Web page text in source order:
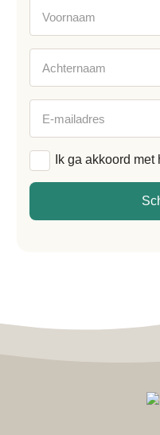
mailadres
Algemene
Ik ga akkoord met